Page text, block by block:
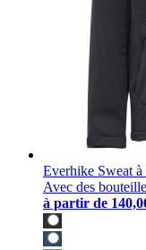
Everhike Sweat
Avec des
à partir de